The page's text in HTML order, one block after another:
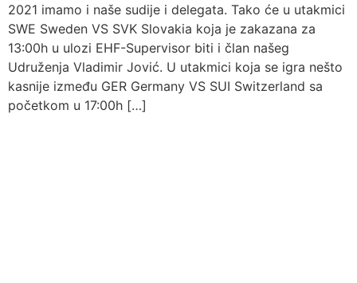
2021 imamo i naše sudije i delegata. Tako će u utakmici
SWE Sweden VS SVK Slovakia koja je zakazana za
13:00h u ulozi EHF-Supervisor biti i član našeg
Udruženja Vladimir Jović. U utakmici koja se igra nešto
kasnije između GER Germany VS SUI Switzerland sa
početkom u 17:00h […]